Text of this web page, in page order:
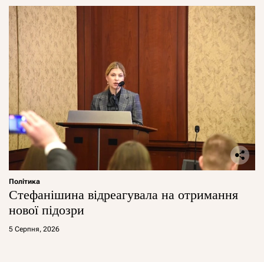
Політика
Стефанішина відреагувала на отримання
нової підозри
5 Серпня, 2026